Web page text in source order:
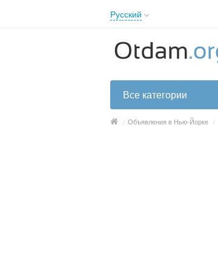
Русский
English
Русский
Українська
Все категории
/ Объявления в Нью-Йорке /